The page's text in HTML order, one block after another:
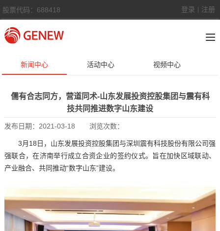
股票代码：688418 登录 注册
新闻中心 活动中心 视频中心
儒有合志同方，营道同术-山东发展投资控股集团与震有科
技共同推进数字山东建设
发布日期： 2021-03-18 浏览次数：
3月18日，山东发展投资控股集团与深圳震有科技股份有限公司强
强联合，在济南举行成立合资企业的签约仪式。旨在加快区域联动、
产业融合、共同推动“数字山东”建设。